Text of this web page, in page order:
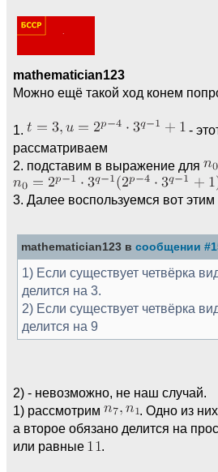
mathematician123
Можно ещё такой ход конем
1.
-
рассматриваем
2. подставим в выражение для
3. Далее воспользуемся вот этим
mathematician123 в сообщении
1) Если существует четвёрка
делится на 3.
2) Если существует четвёрка
делится на 9
2) - невозможно, не наш случай.
1) рассмотрим
. Одно из
а второе обязано делится на
или равные
.